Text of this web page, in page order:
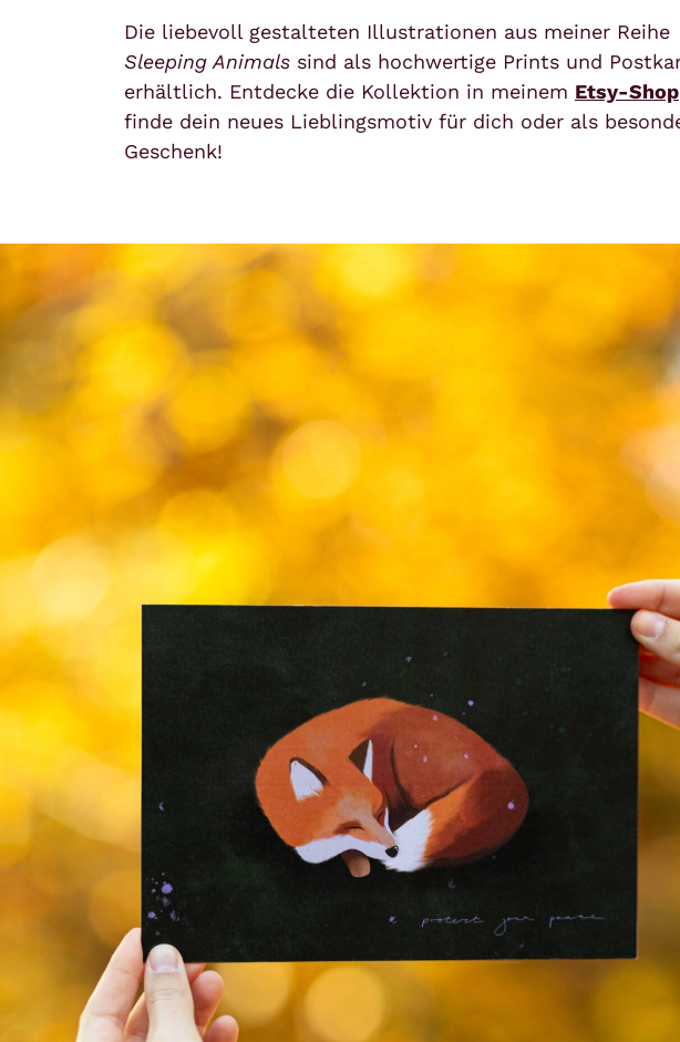
Die liebevoll gestalteten Illustrationen aus meiner Reihe
Sleeping Animals sind als hochwertige Prints und
erhältlich. Entdecke die Kollektion in meinem Etsy-Shop
finde dein neues Lieblingsmotiv für dich oder als
Geschenk!